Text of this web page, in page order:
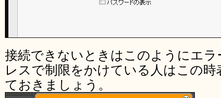
接続できないときはこのようにエ
レスで制限をかけている人はこの
ておきましょう。